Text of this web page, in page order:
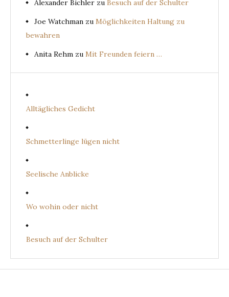
Alexander Bichler zu Besuch auf der Schulter
Joe Watchman zu Möglichkeiten Haltung zu
bewahren
Anita Rehm zu Mit Freunden feiern …
Alltägliches Gedicht
Schmetterlinge lügen nicht
Seelische Anblicke
Wo wohin oder nicht
Besuch auf der Schulter